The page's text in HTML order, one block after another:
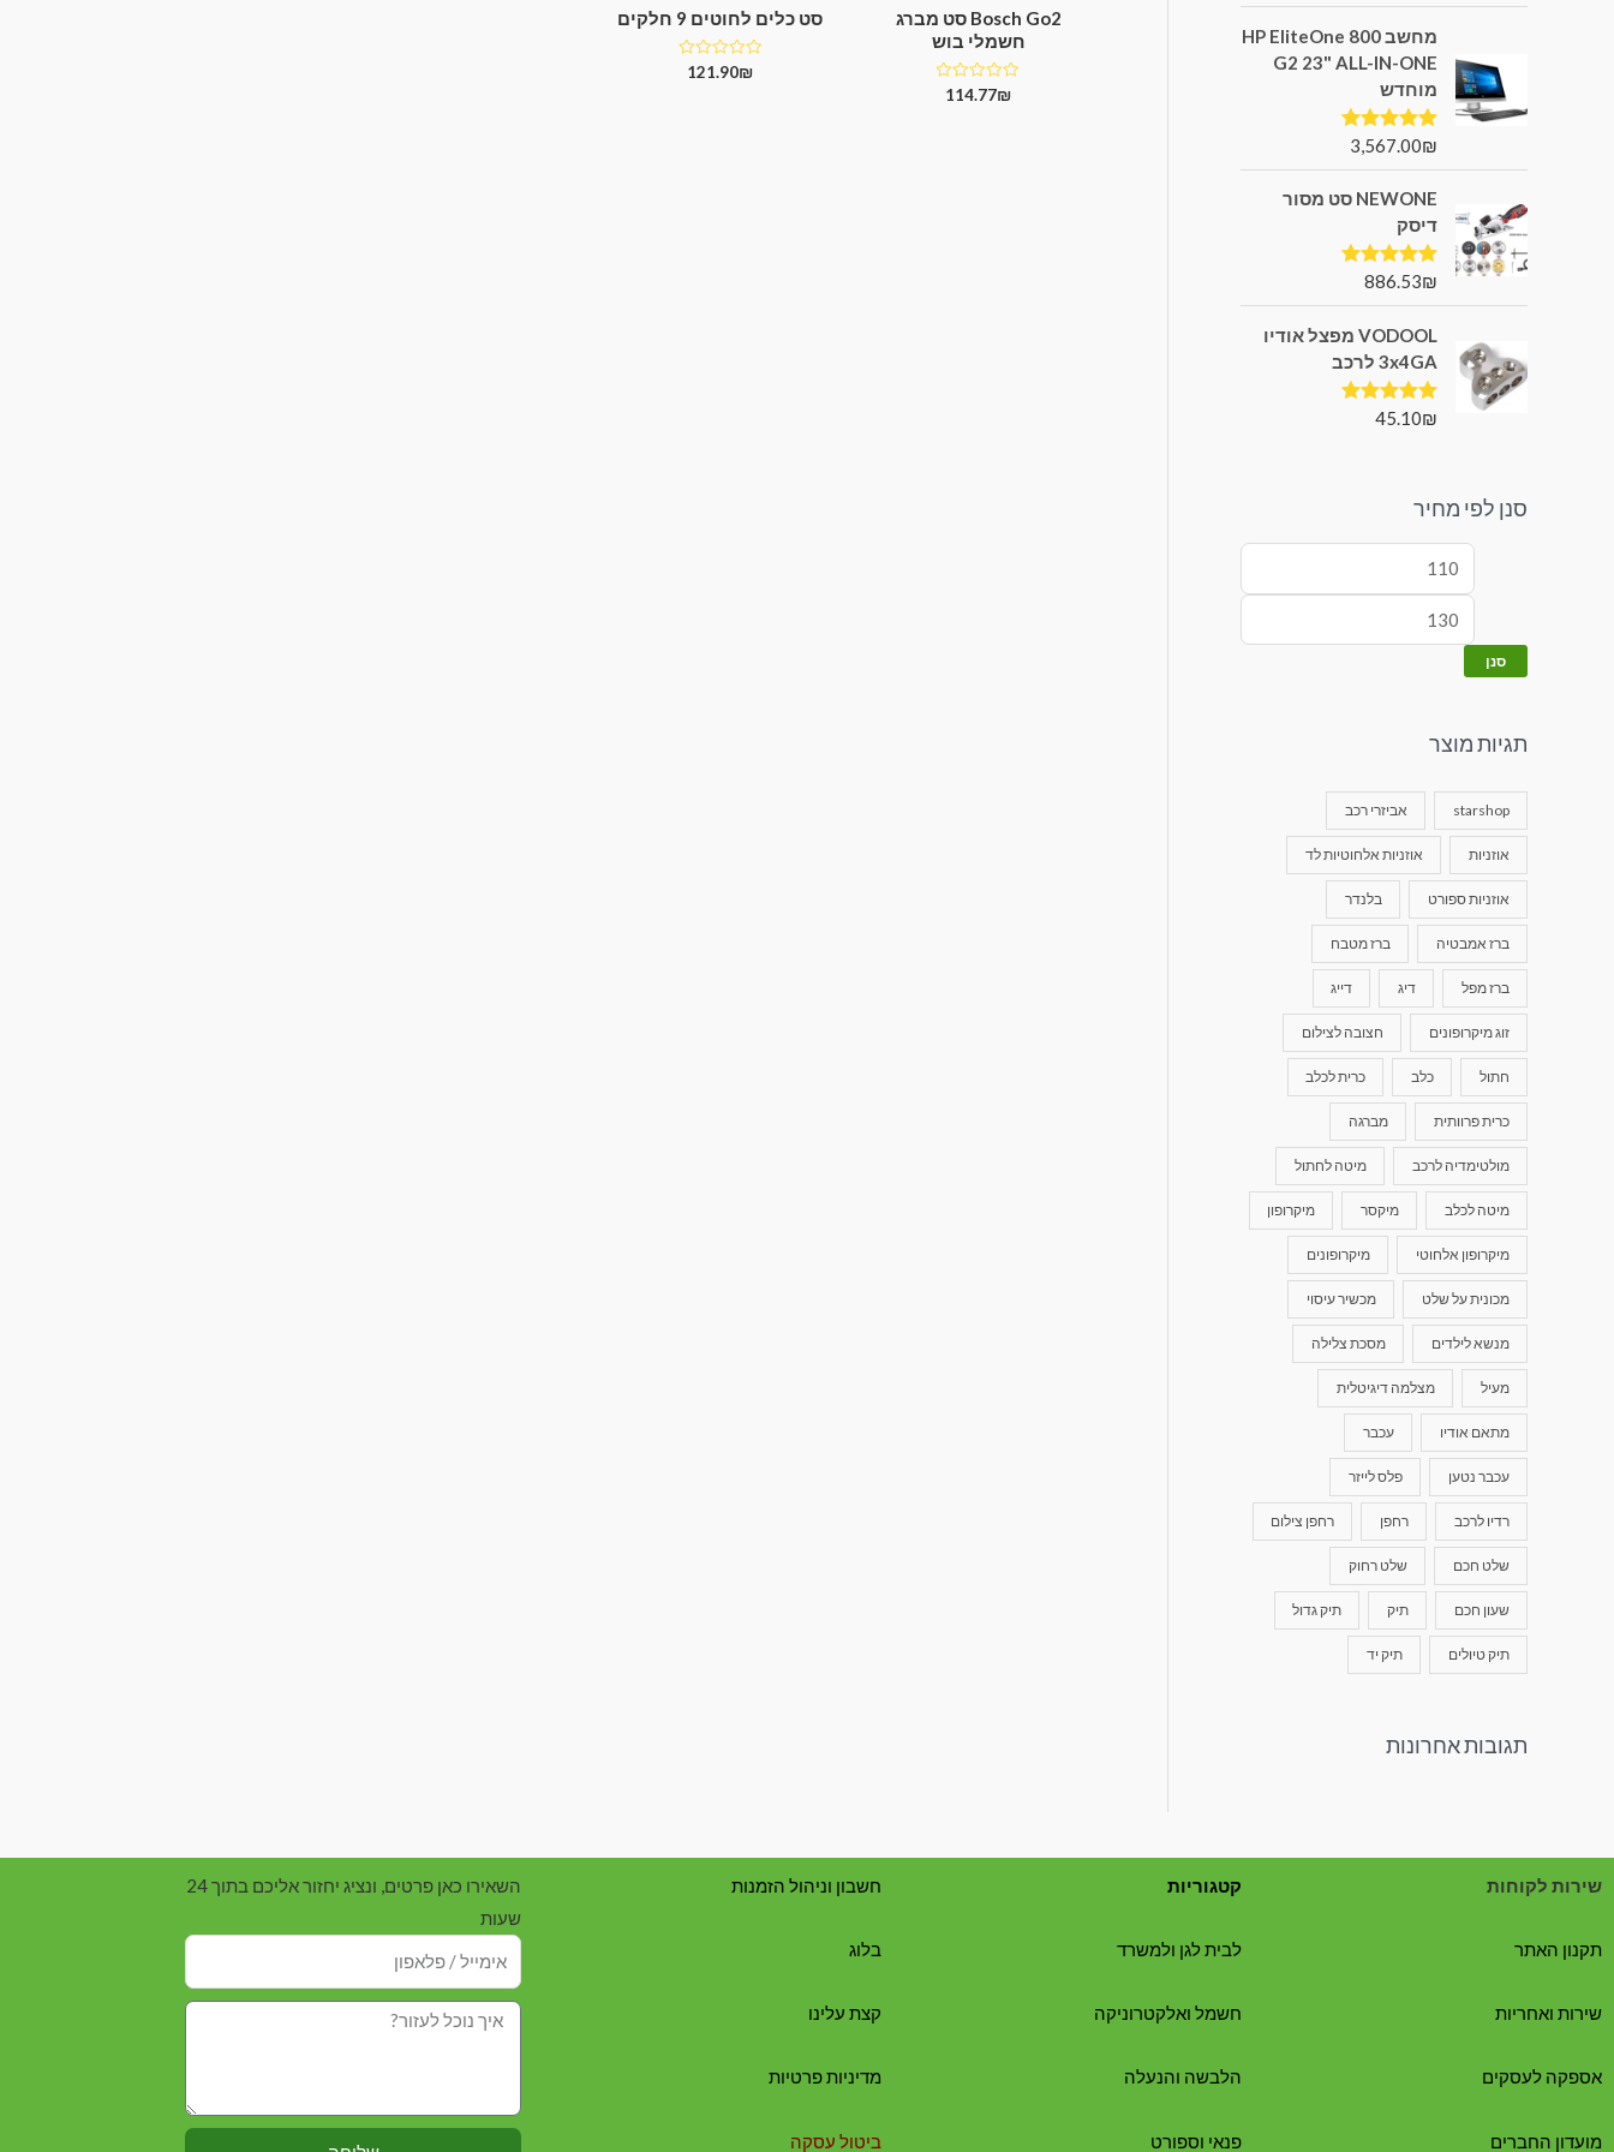
מחשב HP EliteOne 800
G2 23" ALL-IN-ONE
מוחדש
דורג5.00
3,567.00₪
NEWONE סט מסור
דיסק
דורג5.00
886.53₪
VODOOL מפצל אודיו
3x4GA לרכב
דורג5.00
45.10₪
סנן לפי מחיר
סנן
תגיות מוצר
starshop אביזרי רכב
אוזניות אוזניות אלחוטיות לד
אוזניות ספורט בלנדר
ברז אמבטיה ברז מטבח
ברז מפל דיג דייג
זוג מיקרופונים חצובה לצילום
חתול כלב כרית לכלב
כרית פרוותית מברגה
מולטימדיה לרכב מיטה לחתול
מיטה לכלב מיקסר מיקרופון
מיקרופון אלחוטי מיקרופונים
מכונית על שלט מכשיר עיסוי
מנשא לילדים מסכת צלילה
מעיל מצלמה דיגיטלית
מתאם אודיו עכבר
עכבר נטען פלס לייזר
רדיו לרכב רחפן רחפן צילום
שלט חכם שלט רחוק
שעון חכם תיק תיק גדול
תיק טיולים תיק יד
תגובות אחרונות
Bosch Go2 סט מברג
חשמלי בוש
דורג114.77₪
סט כלים לחוטים 9 חלקים
דורג121.90₪
שירות לקוחות
תקנון האתר
שירות ואחריות
אספקה לעסקים
מועדון החברים
קטגוריות
לבית לגן ולמשרד
חשמל ואלקטרוניקה
הלבשה והנעלה
פנאי וספורט
חשבון וניהול הזמנות
בלוג
קצת עלינו
מדיניות פרטיות
ביטול עסקה
השאירו כאן פרטים, ונציג יחזור אליכם בתוך 24
שעות